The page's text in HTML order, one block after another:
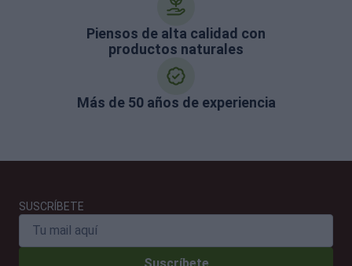
Piensos de alta calidad con
productos naturales
Más de 50 años de experiencia
SUSCRÍBETE